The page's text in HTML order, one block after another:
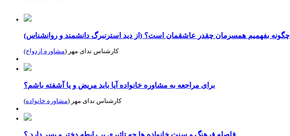
چگونه بفهمیم همسرمان چقدر عاشقمان است؟ (از دید استرنبرگ دانشمند و روانشناس)
کارشناس ندای مهر (مشاوره ازدواج)
برای مراجعه به مشاوره خانواده آیا باید مریض و یا آشفته باشم؟
کارشناس ندای مهر (مشاوره خانواده)
فاصله فرهنگ و سنت خانواده ها چه تاثیری بر رابطه دختر و پسر دارد ؟